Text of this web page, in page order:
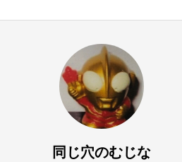
同じ穴のむじな